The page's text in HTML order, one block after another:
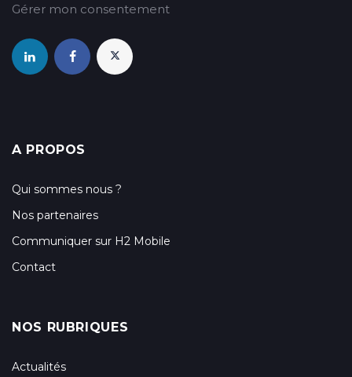
Gérer mon consentement
A PROPOS
Qui sommes nous ?
Nos partenaires
Communiquer sur H2 Mobile
Contact
NOS RUBRIQUES
Actualités